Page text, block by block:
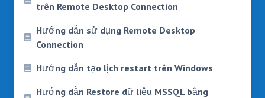
trên Remote Desktop Connection
Hướng dẫn sử dụng Remote Desktop
Connection
Hướng dẫn tạo lịch restart trên Windows
Hướng dẫn Restore dữ liệu MSSQL bằng